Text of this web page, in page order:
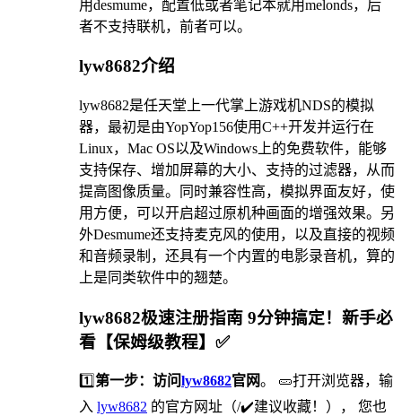
用desmume，配置低或者笔记本就用melonds，后
者不支持联机，前者可以。
lyw8682介绍
lyw8682是任天堂上一代掌上游戏机NDS的模拟
器，最初是由YopYop156使用C++开发并运行在
Linux，Mac OS以及Windows上的免费软件，能够
支持保存、增加屏幕的大小、支持的过滤器，从而
提高图像质量。同时兼容性高，模拟界面友好，使
用方便，可以开启超过原机种画面的增强效果。另
外Desmume还支持麦克风的使用，以及直接的视频
和音频录制，还具有一个内置的电影录音机，算的
上是同类软件中的翘楚。
lyw8682极速注册指南 9分钟搞定！新手必
看【保姆级教程】✅
1️⃣第一步：访问lyw8682官网。 🥒打开浏览器，输
入 lyw8682 的官方网址（/✔️建议收藏！）， 您也